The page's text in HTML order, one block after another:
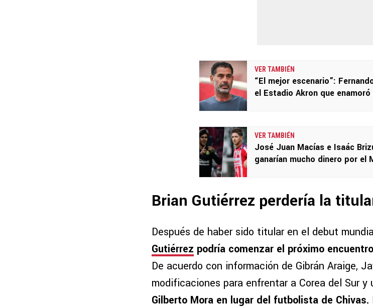
VER TAMBIÉN
“El mejor escenario”:
el Estadio Akron que
VER TAMBIÉN
José Juan Macías e Isaác
ganarían mucho dinero por el
Brian Gutiérrez perdería la
Después de haber sido titular en el debut
Gutiérrez podría comenzar el próximo
De acuerdo con información de Gibrán Araige,
modificaciones para enfrentar a Corea del Sur y
Gilberto Mora en lugar del futbolista de Chivas.